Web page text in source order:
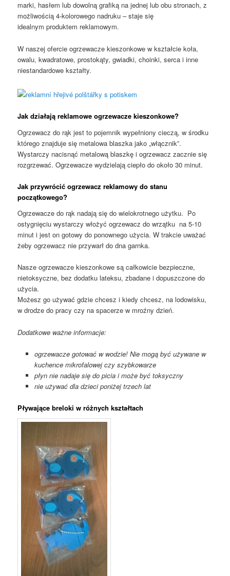
marki, hasłem lub dowolną grafiką na jednej lub obu stronach, z
możliwością 4-kolorowego nadruku – staje się
idealnym produktem reklamowym.
W naszej ofercie ogrzewacze kieszonkowe w kształcie koła,
owalu, kwadratowe, prostokąty, gwiadki, choinki, serca i inne
niestandardowe kształty.
Jak działają reklamowe ogrzewacze kieszonkowe?
Ogrzewacz do rąk jest to pojemnik wypełniony cieczą, w środku
którego znajduje się metalowa blaszka jako „włącznik”.
Wystarczy nacisnąć metalową blaszkę i ogrzewacz zacznie się
rozgrzewać. Ogrzewacze wydzielają ciepło do około 30 minut.
Jak przywrócić ogrzewacz reklamowy do stanu
początkowego?
Ogrzewacze do rąk nadają się do wielokrotnego użytku. Po
ostygnięciu wystarczy włożyć ogrzewacz do wrzątku na 5-10
minut i jest on gotowy do ponownego użycia. W trakcie uważać
żeby ogrzewacz nie przywarł do dna garnka.
Nasze ogrzewacze kieszonkowe są całkowicie bezpieczne,
nietoksyczne, bez dodatku lateksu, zbadane i dopuszczone do
użycia.
Możesz go używać gdzie chcesz i kiedy chcesz, na lodowisku,
w drodze do pracy czy na spacerze w mroźny dzień.
Dodatkowe ważne informacje:
ogrzewacze gotować w wodzie! Nie mogą być używane w
kuchence mikrofalowej czy szybkowarze
płyn nie nadaje się do picia i może być toksyczny
nie używać dla dzieci poniżej trzech lat
Pływające breloki w różnych kształtach